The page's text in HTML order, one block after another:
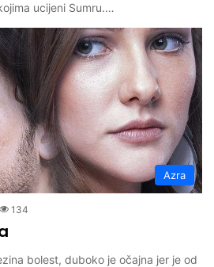
ucijeni Sumru.…
Azra
134
bolest, duboko je očajna jer je od